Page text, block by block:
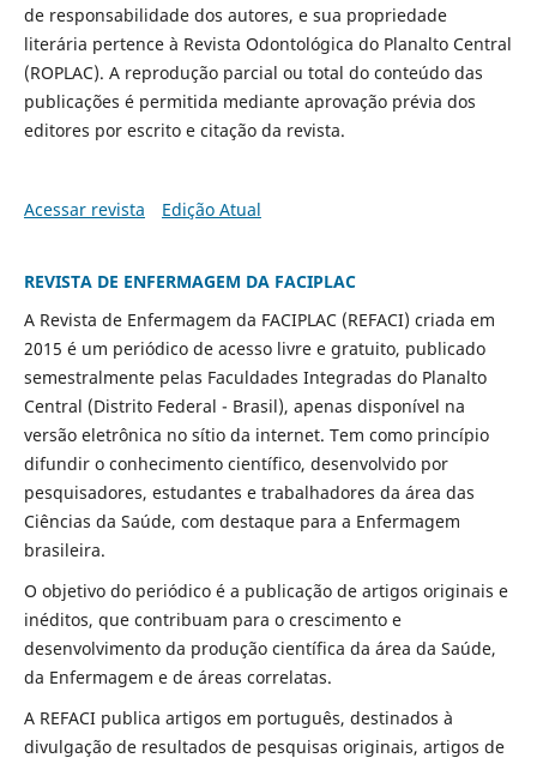
de responsabilidade dos autores, e sua propriedade
literária pertence à Revista Odontológica do Planalto Central
(ROPLAC). A reprodução parcial ou total do conteúdo das
publicações é permitida mediante aprovação prévia dos
editores por escrito e citação da revista.
Acessar revista Edição Atual
REVISTA DE ENFERMAGEM DA FACIPLAC
A Revista de Enfermagem da FACIPLAC (REFACI) criada em
2015 é um periódico de acesso livre e gratuito, publicado
semestralmente pelas Faculdades Integradas do Planalto
Central (Distrito Federal - Brasil), apenas disponível na
versão eletrônica no sítio da internet. Tem como princípio
difundir o conhecimento científico, desenvolvido por
pesquisadores, estudantes e trabalhadores da área das
Ciências da Saúde, com destaque para a Enfermagem
brasileira.
O objetivo do periódico é a publicação de artigos originais e
inéditos, que contribuam para o crescimento e
desenvolvimento da produção científica da área da Saúde,
da Enfermagem e de áreas correlatas.
A REFACI publica artigos em português, destinados à
divulgação de resultados de pesquisas originais, artigos de